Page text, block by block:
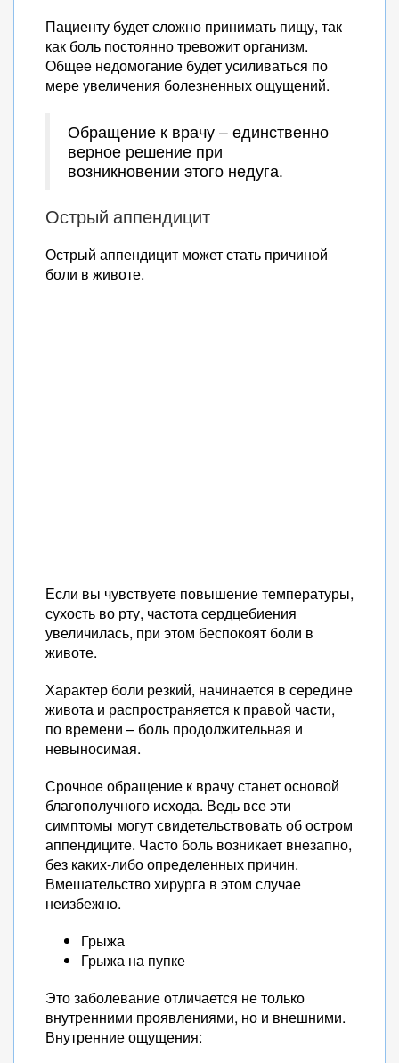
Пациенту будет сложно принимать пищу, так
как боль постоянно тревожит организм.
Общее недомогание будет усиливаться по
мере увеличения болезненных ощущений.
Обращение к врачу – единственно
верное решение при
возникновении этого недуга.
Острый аппендицит
Острый аппендицит может стать причиной
боли в животе.
Если вы чувствуете повышение температуры,
сухость во рту, частота сердцебиения
увеличилась, при этом беспокоят боли в
животе.
Характер боли резкий, начинается в середине
живота и распространяется к правой части,
по времени – боль продолжительная и
невыносимая.
Срочное обращение к врачу станет основой
благополучного исхода. Ведь все эти
симптомы могут свидетельствовать об остром
аппендиците. Часто боль возникает внезапно,
без каких-либо определенных причин.
Вмешательство хирурга в этом случае
неизбежно.
Грыжа
Грыжа на пупке
Это заболевание отличается не только
внутренними проявлениями, но и внешними.
Внутренние ощущения: